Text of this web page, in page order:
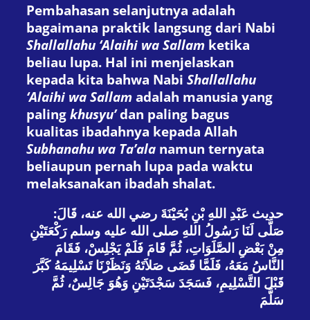
Pembahasan selanjutnya adalah
bagaimana praktik langsung dari Nabi
Shallallahu ‘Alaihi wa Sallam ketika
beliau lupa. Hal ini menjelaskan
kepada kita bahwa Nabi Shallallahu
‘Alaihi wa Sallam adalah manusia yang
paling khusyu’dan paling bagus
kualitas ibadahnya kepada Allah
Subhanahu wa Ta’ala namun ternyata
beliaupun pernah lupa pada waktu
melaksanakan ibadah shalat.
حديث عَبْدِ اللهِ بْنِ بُحَيْنَةَ رضي الله عنه، قَالَ:
صَلَّى لَنَا رَسُولُ اللهِ صلى الله عليه وسلم رَكْعَتَيْنِ
مِنْ بَعْضِ الصَّلَوَاتِ، ثُمَّ قَامَ فَلَمْ يَجْلِسْ، فَقَامَ
النَّاسُ مَعَهُ، فَلَمَّا قَضَى صَلاَتَهُ وَنَظَرْنَا تَسْلِيمَهُ كَبَّرَ
قَبْلَ التَّسْلِيمِ، فَسَجَدَ سَجْدَتَيْنِ وَهُوَ جَالِسٌ، ثُمَّ
سَلَّمَ